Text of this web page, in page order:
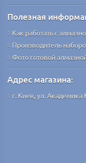
Полезная
Как работать с
Производитель
Фото готовой
Адрес магазина:
г. Киев, ул.